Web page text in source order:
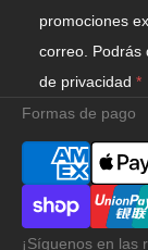
promociones
correo. Podrás
de privacidad
Formas de pago
¡Síguenos en las